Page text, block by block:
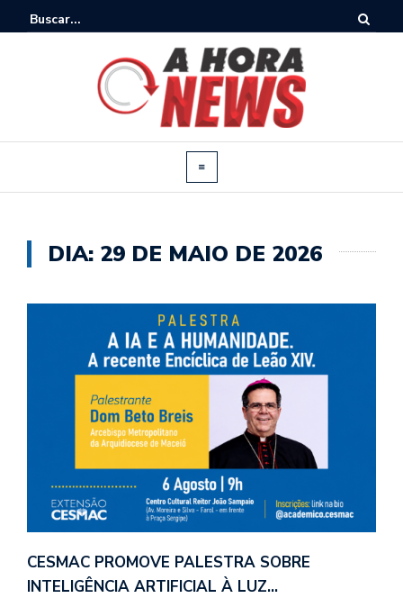
DIA: 29 DE MAIO DE 2026
CESMAC PROMOVE PALESTRA SOBRE
INTELIGÊNCIA ARTIFICIAL À LUZ…